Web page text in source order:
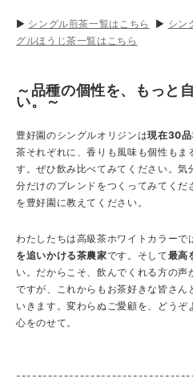
▶ シングル煎茶一覧はこちら ▶ シン
グルほうじ茶一覧はこちら
～品種の個性を、もっと
い。～
豊好園のシングルオリジンは現在30品
茶それぞれに、香りも風味も個性もま
す。ぜひ飲み比べてみてください。気
分だけのブレンドをつくってみてくだ
を豊好園に教えてください。
わたしたちは高級茶ホワイトカラーで
を追いかける茶農家です。そして最高
い。だからこそ、飲んでくれる方の
ですが、これからもお茶好きな皆さん
いきます。変わらぬご愛顧を、どう
心をのせて。